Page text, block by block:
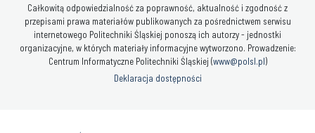
Całkowitą odpowiedzialność za poprawność, aktualność i zgodność z
przepisami prawa materiałów publikowanych za pośrednictwem serwisu
internetowego Politechniki Śląskiej ponoszą ich autorzy - jednostki
organizacyjne, w których materiały informacyjne wytworzono. Prowadzenie:
Centrum Informatyczne Politechniki Śląskiej (www@polsl.pl)
Deklaracja dostępności